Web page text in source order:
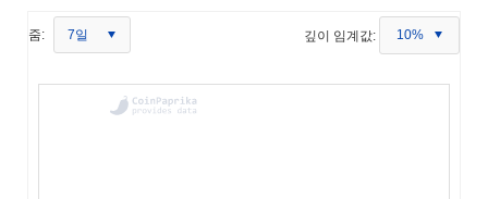
줌: 7일 깊이 임계값: 10%